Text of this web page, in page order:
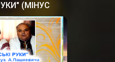
(МІНУС